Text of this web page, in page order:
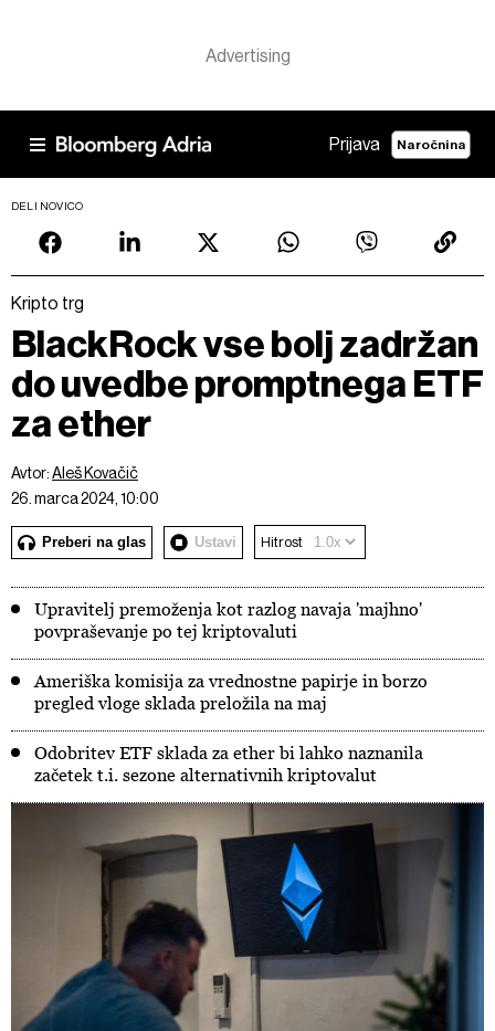
Prijava Naročnina
DELI NOVICO
Kripto trg
BlackRock vse bolj zadržan
do uvedbe promptnega ETF
za ether
Avtor:Aleš Kovačič
26. marca 2024, 10:00
Preberi na glas Ustavi Hitrost
Upravitelj premoženja kot razlog navaja 'majhno'
povpraševanje po tej kriptovaluti
Ameriška komisija za vrednostne papirje in borzo
pregled vloge sklada preložila na maj
Odobritev ETF sklada za ether bi lahko naznanila
začetek t.i. sezone alternativnih kriptovalut